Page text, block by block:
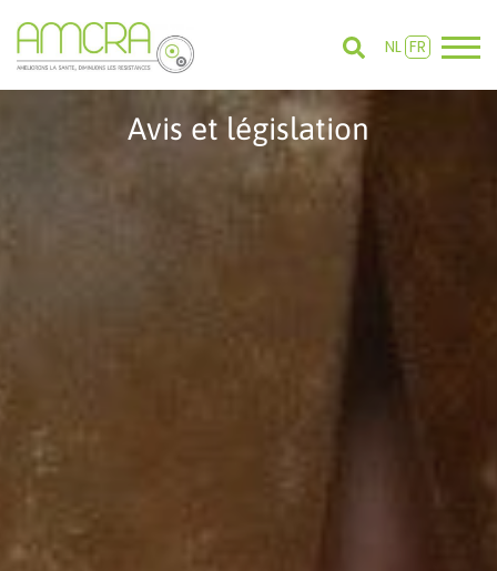
NL FR
Avis et législation